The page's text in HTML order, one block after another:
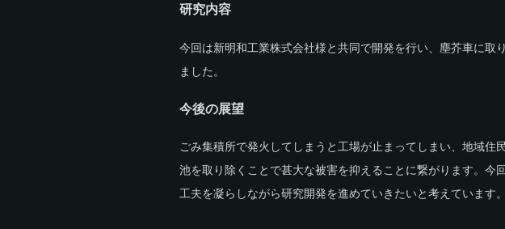
研究内容
今回は新明和工業株式会社様と共同で開発を行い、塵芥車に取
ました。
今後の展望
ごみ集積所で発火してしまうと工場が止まってしまい、地域
池を取り除くことで甚大な被害を抑えることに繋がります。
工夫を凝らしながら研究開発を進めていきたいと考えています。